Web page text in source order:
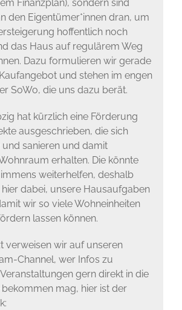
Finanzplan), sondern sind
den Eigentümer*innen dran, um
hoffentlich noch
das Haus auf regulärem Weg
Dazu formulieren wir gerade
und stehen im engen
SoWo, die uns dazu berät.
hat kürzlich eine Förderung
ausgeschrieben, die sich
sanieren und damit
erhalten. Die könnte
weiterhelfen, deshalb
dabei, unsere Hausaufgaben
wir so viele Wohneinheiten
lassen können.
verweisen wir auf unseren
Channel, wer Infos zu
gern direkt in die
mag, hier ist der